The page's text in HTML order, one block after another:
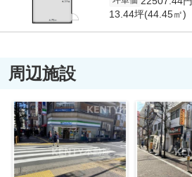
13.44坪(44.45㎡)
周辺施設